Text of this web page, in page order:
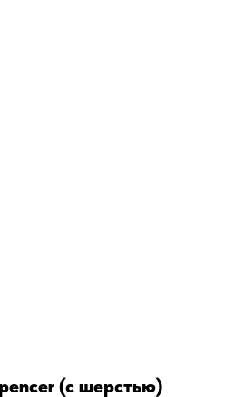
(с шерстью)